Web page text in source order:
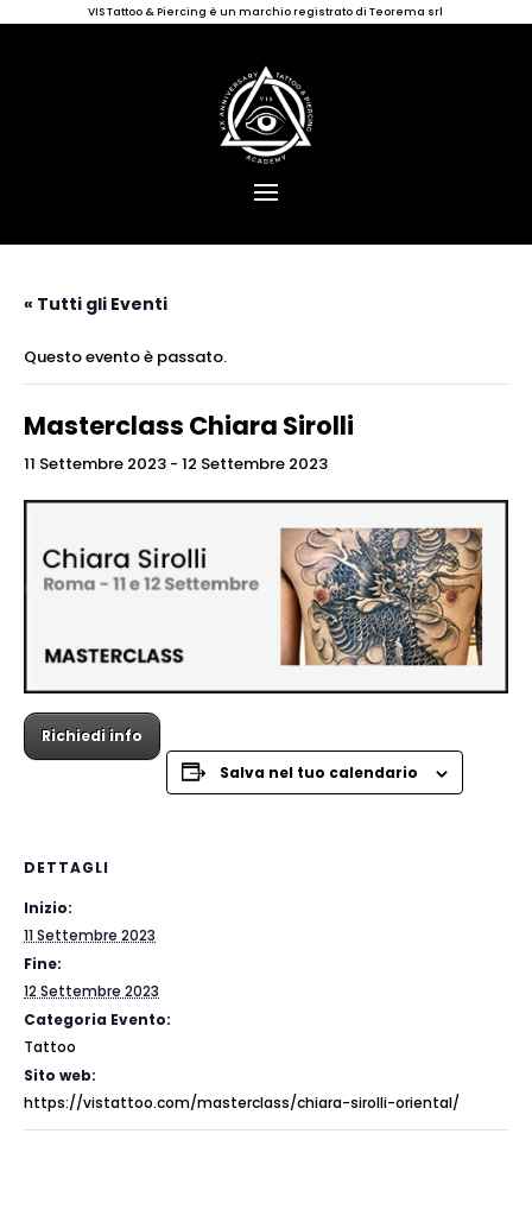
VIS Tattoo & Piercing è un marchio registrato di Teorema srl
« Tutti gli Eventi
Questo evento è passato.
Masterclass Chiara Sirolli
11 Settembre 2023 - 12 Settembre 2023
Richiedi info
Salva nel tuo calendario
DETTAGLI
Inizio:
11 Settembre 2023
Fine:
12 Settembre 2023
Categoria Evento:
Tattoo
Sito web:
https://vistattoo.com/masterclass/chiara-sirolli-oriental/